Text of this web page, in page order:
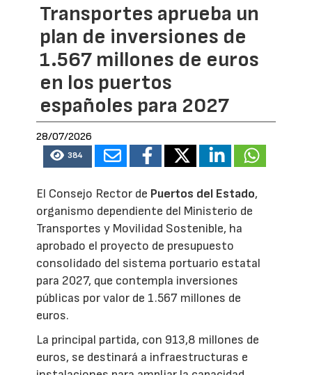
Transportes aprueba un
plan de inversiones de
1.567 millones de euros
en los puertos
españoles para 2027
28/07/2026
384
El Consejo Rector de Puertos del Estado,
organismo dependiente del Ministerio de
Transportes y Movilidad Sostenible, ha
aprobado el proyecto de presupuesto
consolidado del sistema portuario estatal
para 2027, que contempla inversiones
públicas por valor de 1.567 millones de
euros.
La principal partida, con 913,8 millones de
euros, se destinará a infraestructuras e